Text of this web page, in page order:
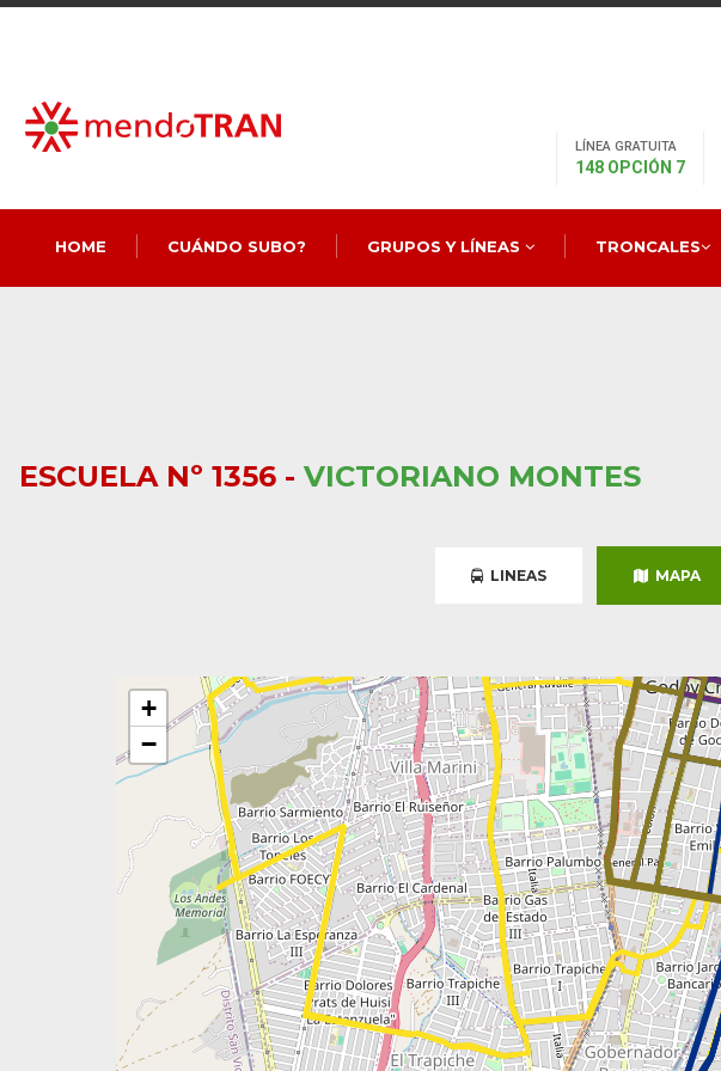
LÍNEA GRATUITA
148 OPCIÓN 7
HOME CUÁNDO SUBO? GRUPOS Y LÍNEAS TRONCALES
ESCUELA Nº 1356 - VICTORIANO MONTES
LINEAS MAPA
+
−